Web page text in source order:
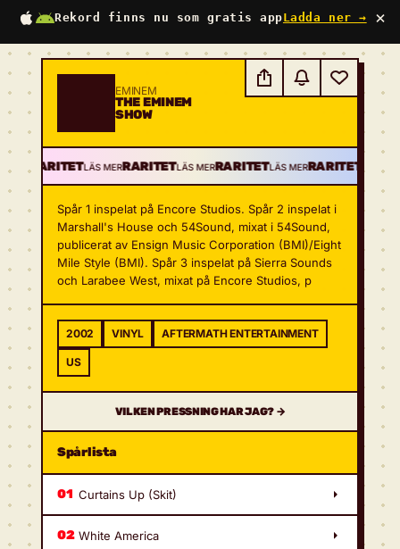
Rekord finns nu som gratis appLadda ner → ×